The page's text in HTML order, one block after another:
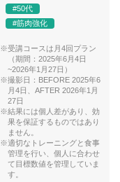
#50代
#筋肉強化
※受講コースは月4回プラン
（期間：2025年6月4日
~2026年1月27日）
※撮影日：BEFORE 2025年6
月4日、AFTER 2026年1月
27日
※結果には個人差があり、効
果を保証するものではあり
ません。
※適切なトレーニングと食事
管理を行い、個人に合わせ
て目標数値を管理していま
す。